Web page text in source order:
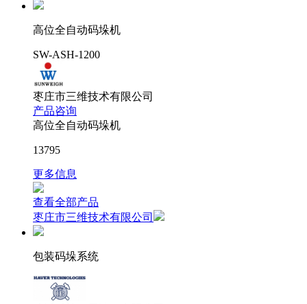
高位全自动码垛机
SW-ASH-1200
枣庄市三维技术有限公司
产品咨询
高位全自动码垛机
13795
更多信息
查看全部产品
枣庄市三维技术有限公司
包装码垛系统